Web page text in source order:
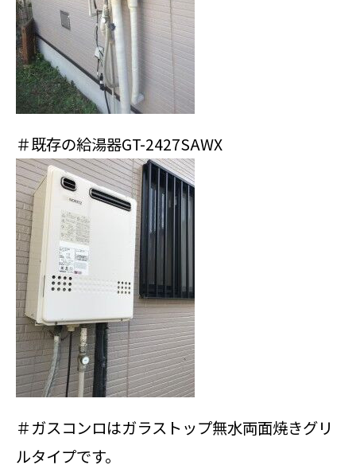
＃既存の給湯器GT-2427SAWX
＃ガスコンロはガラストップ無水両面焼きグリ
ルタイプです。